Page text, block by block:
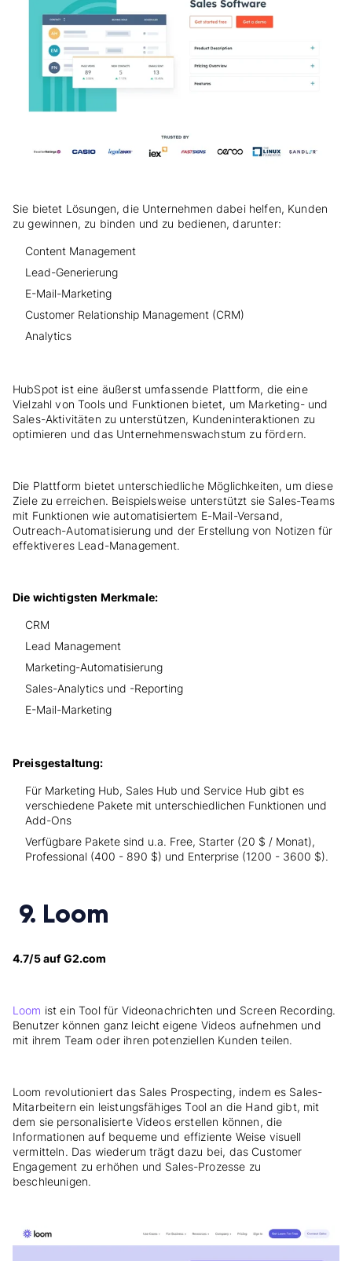
Sie bietet Lösungen, die Unternehmen dabei helfen, Kunden
zu gewinnen, zu binden und zu bedienen, darunter:
Content Management
Lead-Generierung
E-Mail-Marketing
Customer Relationship Management (CRM)
Analytics
HubSpot ist eine äußerst umfassende Plattform, die eine
Vielzahl von Tools und Funktionen bietet, um Marketing- und
Sales-Aktivitäten zu unterstützen, Kundeninteraktionen zu
optimieren und das Unternehmenswachstum zu fördern.
Die Plattform bietet unterschiedliche Möglichkeiten, um diese
Ziele zu erreichen. Beispielsweise unterstützt sie Sales-Teams
mit Funktionen wie automatisiertem E-Mail-Versand,
Outreach-Automatisierung und der Erstellung von Notizen für
effektiveres Lead-Management.
Die wichtigsten Merkmale:
CRM
Lead Management
Marketing-Automatisierung
Sales-Analytics und -Reporting
E-Mail-Marketing
Preisgestaltung:
Für Marketing Hub, Sales Hub und Service Hub gibt es
verschiedene Pakete mit unterschiedlichen Funktionen und
Add-Ons
Verfügbare Pakete sind u.a. Free, Starter (20 $ / Monat),
Professional (400 - 890 $) und Enterprise (1200 - 3600 $).
9. Loom
4.7/5 auf G2.com
Loom ist ein Tool für Videonachrichten und Screen Recording.
Benutzer können ganz leicht eigene Videos aufnehmen und
mit ihrem Team oder ihren potenziellen Kunden teilen.
Loom revolutioniert das Sales Prospecting, indem es Sales-
Mitarbeitern ein leistungsfähiges Tool an die Hand gibt, mit
dem sie personalisierte Videos erstellen können, die
Informationen auf bequeme und effiziente Weise visuell
vermitteln. Das wiederum trägt dazu bei, das Customer
Engagement zu erhöhen und Sales-Prozesse zu
beschleunigen.